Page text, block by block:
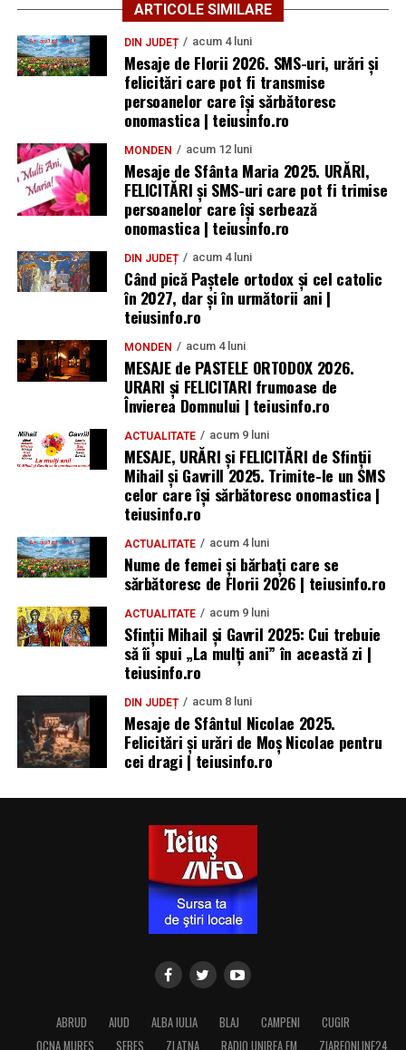
ARTICOLE SIMILARE
DIN JUDEȚ acum 4 luni
Mesaje de Florii 2026. SMS-uri, urări și
felicitări care pot fi transmise
persoanelor care îşi sărbătoresc
onomastica | teiusinfo.ro
MONDEN acum 12 luni
Mesaje de Sfânta Maria 2025. URĂRI,
FELICITĂRI și SMS-uri care pot fi trimise
persoanelor care își serbează
onomastica | teiusinfo.ro
DIN JUDEȚ acum 4 luni
Când pică Paștele ortodox și cel catolic
în 2027, dar și în următorii ani |
teiusinfo.ro
MONDEN acum 4 luni
MESAJE de PASTELE ORTODOX 2026.
URARI și FELICITARI frumoase de
Învierea Domnului | teiusinfo.ro
ACTUALITATE acum 9 luni
MESAJE, URĂRI și FELICITĂRI de Sfinții
Mihail și Gavrill 2025. Trimite-le un SMS
celor care își sărbătoresc onomastica |
teiusinfo.ro
ACTUALITATE acum 4 luni
Nume de femei și bărbați care se
sărbătoresc de Florii 2026 | teiusinfo.ro
ACTUALITATE acum 9 luni
Sfinții Mihail și Gavril 2025: Cui trebuie
să îi spui „La mulţi ani” în această zi |
teiusinfo.ro
DIN JUDEȚ acum 8 luni
Mesaje de Sfântul Nicolae 2025.
Felicitări și urări de Moș Nicolae pentru
cei dragi | teiusinfo.ro
ABRUD AIUD ALBA IULIA BLAJ CAMPENI
CUGIR
OCNA MURES
SEBES ZLATNA RADIO UNIREA FM ZIAREONLINE24